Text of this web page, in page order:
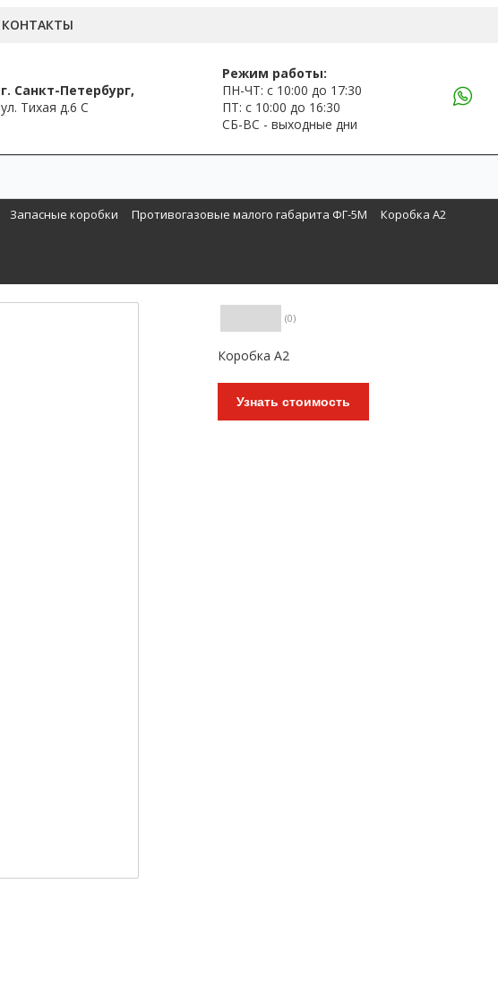
КОНТАКТЫ
г. Санкт-Петербург,
ул. Тихая д.6 С
Режим работы:
ПН-ЧТ: с 10:00 до 17:30
ПТ: с 10:00 до 16:30
СБ-ВС - выходные дни
Запасные коробки Противогазовые малого габарита ФГ-5М Коробка A2
(0)
Коробка A2
Узнать стоимость